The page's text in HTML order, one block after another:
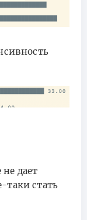
дает
таки стать